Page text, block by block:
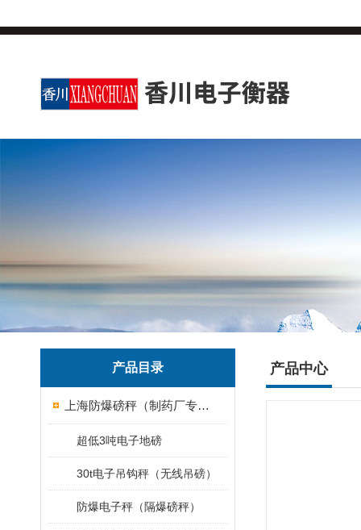
产品目录
上海防爆磅秤（制药厂专用）
超低3吨电子地磅
30t电子吊钩秤（无线吊磅）
防爆电子秤（隔爆磅秤）
产品中心